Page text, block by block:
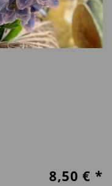
8,50 € *